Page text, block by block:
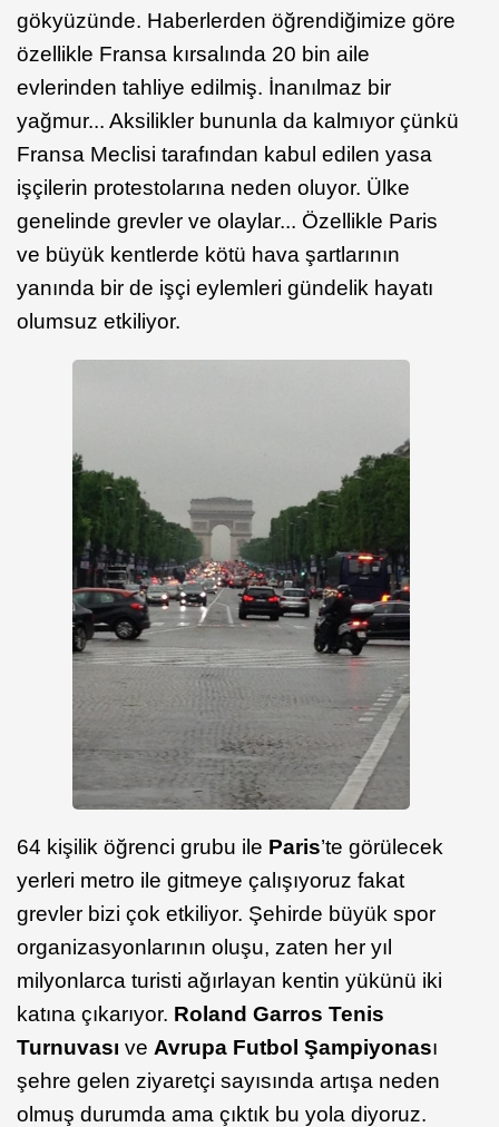
gökyüzünde. Haberlerden öğrendiğimize göre
özellikle Fransa kırsalında 20 bin aile
evlerinden tahliye edilmiş. İnanılmaz bir
yağmur... Aksilikler bununla da kalmıyor çünkü
Fransa Meclisi tarafından kabul edilen yasa
işçilerin protestolarına neden oluyor. Ülke
genelinde grevler ve olaylar... Özellikle Paris
ve büyük kentlerde kötü hava şartlarının
yanında bir de işçi eylemleri gündelik hayatı
olumsuz etkiliyor.
64 kişilik öğrenci grubu ile Paris’te görülecek
yerleri metro ile gitmeye çalışıyoruz fakat
grevler bizi çok etkiliyor. Şehirde büyük spor
organizasyonlarının oluşu, zaten her yıl
milyonlarca turisti ağırlayan kentin yükünü iki
katına çıkarıyor. Roland Garros Tenis
Turnuvası ve Avrupa Futbol Şampiyonası
şehre gelen ziyaretçi sayısında artışa neden
olmuş durumda ama çıktık bu yola diyoruz.